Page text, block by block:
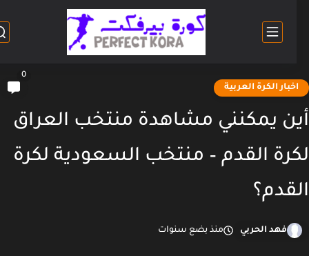
الكرة العربية
أين يمكنني مشاهدة ‎منتخب العراق
القدم – منتخب السعودية لكرة
فهد الحربي منذ بضع سنوات